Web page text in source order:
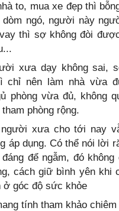
to, mua xe đẹp thì
dòm ngó, người này
thì sợ không đòi
xưa dạy không sai,
chỉ nên làm nhà vừa
phòng vừa đủ, không
phòng rộng.
xưa cho tới nay
áp dụng. Có thể nói lời
để ngẫm, đó
cách giữ bình yên khi
ở góc độ sức khỏe
tính tham khảo chiêm